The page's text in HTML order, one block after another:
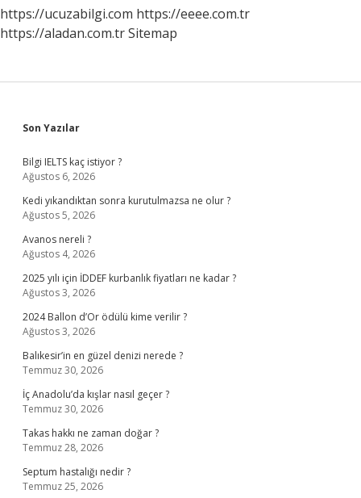
https://ucuzabilgi.com https://eeee.com.tr
https://aladan.com.trSitemap
Sidebar
Son Yazılar
Bilgi IELTS kaç istiyor ?
Ağustos 6, 2026
Kedi yıkandıktan sonra kurutulmazsa ne olur ?
Ağustos 5, 2026
Avanos nereli ?
Ağustos 4, 2026
2025 yılı için İDDEF kurbanlık fiyatları ne kadar ?
Ağustos 3, 2026
2024 Ballon d’Or ödülü kime verilir ?
Ağustos 3, 2026
Balıkesir’in en güzel denizi nerede ?
Temmuz 30, 2026
İç Anadolu’da kışlar nasıl geçer ?
Temmuz 30, 2026
Takas hakkı ne zaman doğar ?
Temmuz 28, 2026
Septum hastalığı nedir ?
Temmuz 25, 2026